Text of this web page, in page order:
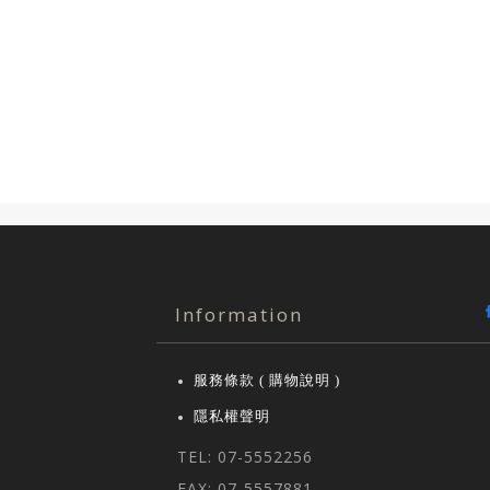
Information
服務條款 ( 購物說明 )
隱私權聲明
TEL: 07-5552256